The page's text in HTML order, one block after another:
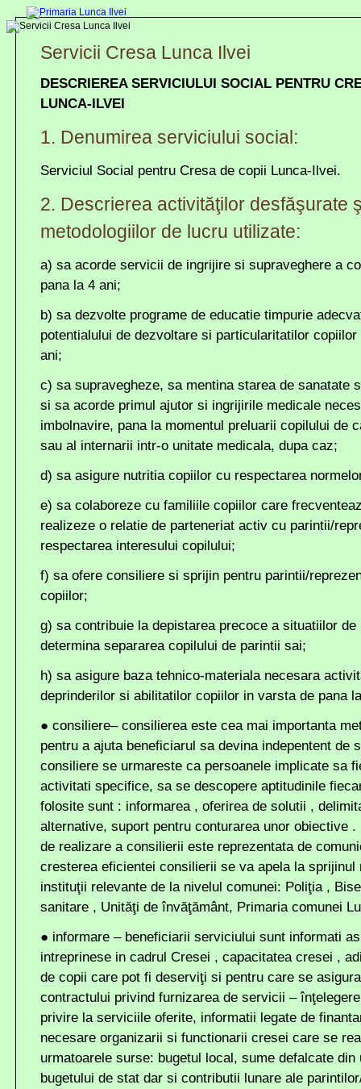
Servicii Cresa Lunca Ilvei
DESCRIEREA SERVICIULUI SOCIAL PENTRU
LUNCA-ILVEI
1. Denumirea serviciului social:
Serviciul Social pentru Cresa de copii Lunca-Ilvei.
2. Descrierea activităţilor desfăşurate
metodologiilor de lucru utilizate:
a) sa acorde servicii de ingrijire si supraveghere a
pana la 4 ani;
b) sa dezvolte programe de educatie timpurie
potentialului de dezvoltare si particularitatilor
ani;
c) sa supravegheze, sa mentina starea de sanatate
si sa acorde primul ajutor si ingrijirile medicale
imbolnavire, pana la momentul preluarii copilului de
sau al internarii intr-o unitate medicala, dupa caz;
d) sa asigure nutritia copiilor cu respectarea
e) sa colaboreze cu familiile copiilor care
realizeze o relatie de parteneriat activ cu parintii/
respectarea interesului copilului;
f) sa ofere consiliere si sprijin pentru parintii/
copiilor;
g) sa contribuie la depistarea precoce a situatiilor
determina separarea copilului de parintii sai;
h) sa asigure baza tehnico-materiala necesara
deprinderilor si abilitatilor copiilor in varsta de pana
● consiliere– consilierea este cea mai importanta
pentru a ajuta beneficiarul sa devina indepentent de
consiliere se urmareste ca persoanele implicate sa
activitati specifice, sa se descopere aptitudinile
folosite sunt : informarea , oferirea de solutii ,
alternative, suport pentru conturarea unor obiective
de realizare a consilierii este reprezentata de
cresterea eficientei consilierii se va apela la sprijinul
instituţii relevante de la nivelul comunei: Poliţia ,
sanitare , Unităţi de învăţământ, Primaria comunei
● informare – beneficiarii serviciului sunt informati
intreprinese in cadrul Cresei , capacitatea cresei ,
de copii care pot fi deserviţi si pentru care se
contractului privind furnizarea de servicii –
privire la serviciile oferite, informatii legate de
necesare organizarii si functionarii cresei care se
urmatoarele surse: bugetul local, sume defalcate din
bugetului de stat dar si contributii lunare ale